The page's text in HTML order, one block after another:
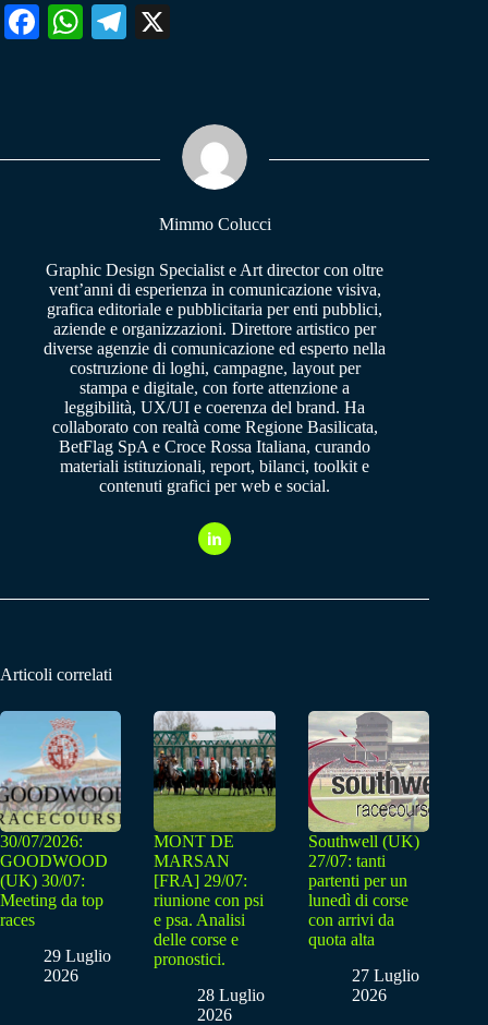
Fa W
pp
Te
m
Mimmo Colucci
Graphic Design Specialist e Art director con oltre
vent’anni di esperienza in comunicazione visiva,
grafica editoriale e pubblicitaria per enti pubblici,
aziende e organizzazioni. Direttore artistico per
diverse agenzie di comunicazione ed esperto nella
costruzione di loghi, campagne, layout per
stampa e digitale, con forte attenzione a
leggibilità, UX/UI e coerenza del brand. Ha
collaborato con realtà come Regione Basilicata,
BetFlag SpA e Croce Rossa Italiana, curando
materiali istituzionali, report, bilanci, toolkit e
contenuti grafici per web e social.
Articoli correlati
30/07/2026:
GOODWOOD
(UK) 30/07:
Meeting da top
races
29 Luglio
2026
MONT DE
MARSAN
[FRA] 29/07:
riunione con psi
e psa. Analisi
delle corse e
pronostici.
28 Luglio
2026
Southwell (UK)
27/07: tanti
partenti per un
lunedì di corse
con arrivi da
quota alta
27 Luglio
2026